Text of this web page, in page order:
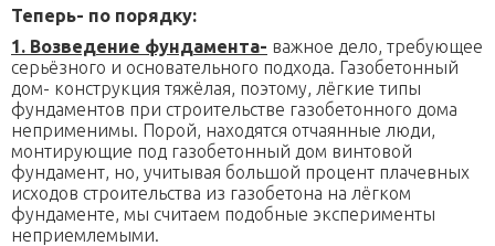
Теперь- по порядку:
1. Возведение фундамента- важное дело, требующее
серьёзного и основательного подхода. Газобетонный
дом- конструкция тяжёлая, поэтому, лёгкие типы
фундаментов при строительстве газобетонного дома
неприменимы. Порой, находятся отчаянные люди,
монтирующие под газобетонный дом винтовой
фундамент, но, учитывая большой процент плачевных
исходов строительства из газобетона на лёгком
фундаменте, мы считаем подобные эксперименты
неприемлемыми.